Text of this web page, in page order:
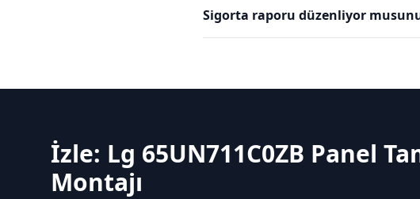
Sigorta raporu düzenliyor
İzle: Lg 65UN711C0ZB Panel
Montajı